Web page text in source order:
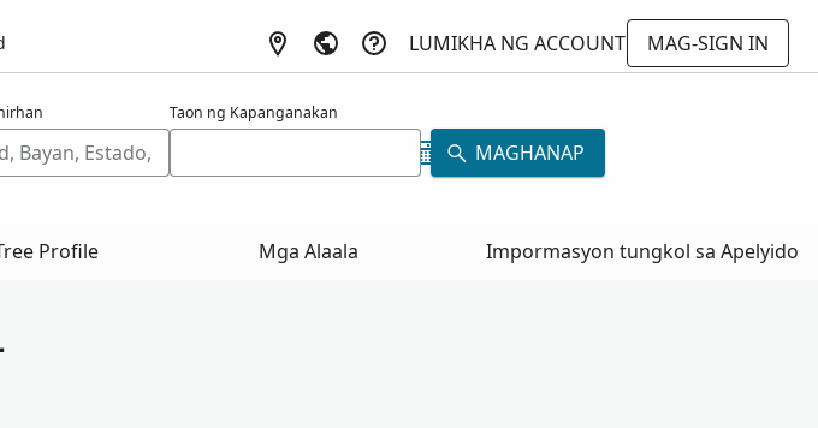
LUMIKHA NG ACCOUNT
MAG-SIGN IN
Taon ng Kapanganakan
MAGHANAP
Profile Mga Alaala Impormasyon tungkol sa Apelyido